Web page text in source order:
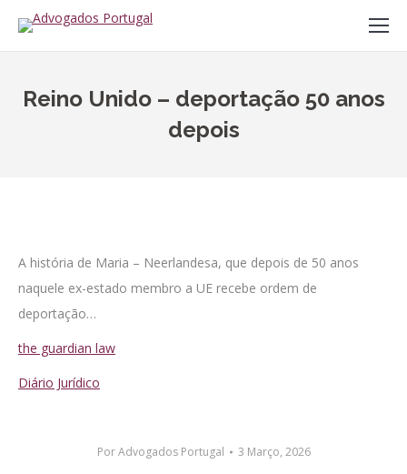
Reino Unido – deportação 50 anos
depois
A história de Maria – Neerlandesa, que depois de 50 anos
naquele ex-estado membro a UE recebe ordem de
deportação…
the guardian law
Diário Jurídico
PorAdvogados Portugal 3 Março, 2026